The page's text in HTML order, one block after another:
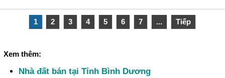
1 2 3 4 5 6 7 ... Tiếp
Xem thêm:
Nhà đất bán tại Tỉnh Bình Dương